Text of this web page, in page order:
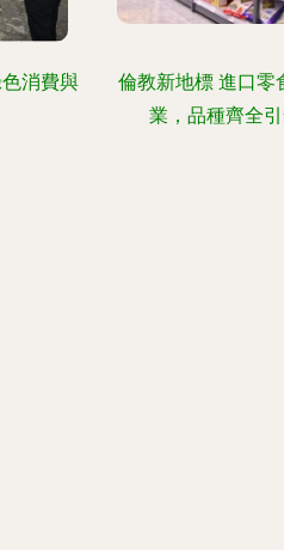
消費與
倫教新地標 進口零
業，品種齊全